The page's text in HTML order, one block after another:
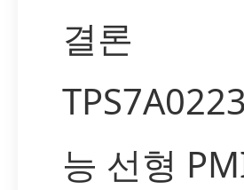
결론
능 선형